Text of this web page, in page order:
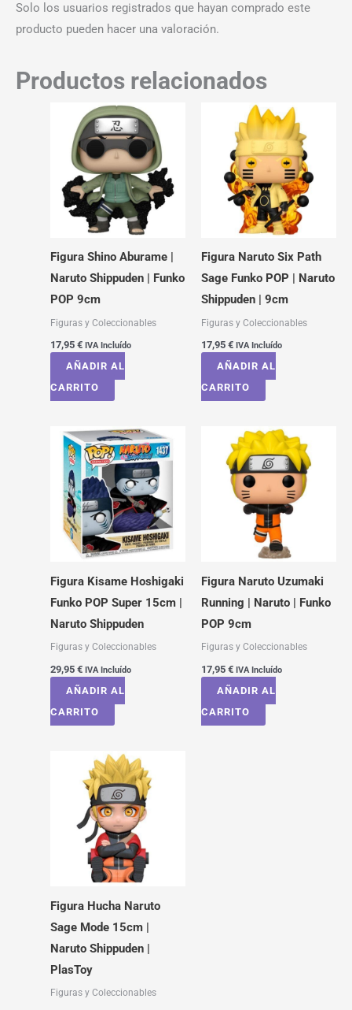
Solo los usuarios registrados que hayan comprado este
producto pueden hacer una valoración.
Productos relacionados
Figura Shino Aburame |
Naruto Shippuden | Funko
POP 9cm
Figuras y Coleccionables
17,95 € IVA Incluído
AÑADIR AL
CARRITO
Figura Naruto Six Path
Sage Funko POP | Naruto
Shippuden | 9cm
Figuras y Coleccionables
17,95 € IVA Incluído
AÑADIR AL
CARRITO
Figura Kisame Hoshigaki
Funko POP Super 15cm |
Naruto Shippuden
Figuras y Coleccionables
29,95 € IVA Incluído
AÑADIR AL
CARRITO
Figura Naruto Uzumaki
Running | Naruto | Funko
POP 9cm
Figuras y Coleccionables
17,95 € IVA Incluído
AÑADIR AL
CARRITO
Figura Hucha Naruto
Sage Mode 15cm |
Naruto Shippuden |
PlasToy
Figuras y Coleccionables